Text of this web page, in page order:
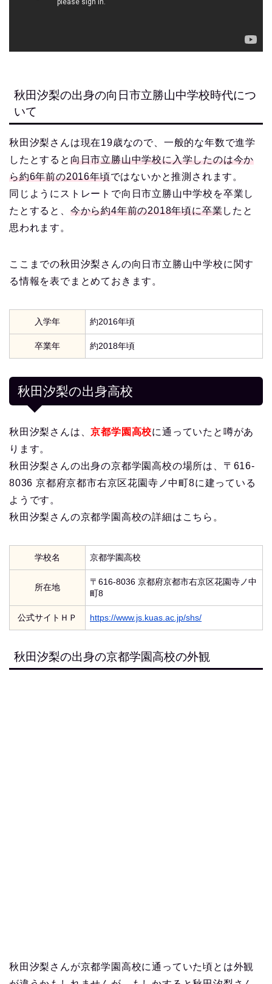
秋田汐梨の出身の向日市立勝山中学校時代につ
いて
秋田汐梨さんは現在19歳なので、一般的な年数で進学
したとすると 向日市立勝山中学校に入学したのは今か
ら約6年前の2016年頃ではないかと推測されます。
同じようにストレートで向日市立勝山中学校を卒業し
たとすると、 今から約4年前の2018年頃に卒業したと
思われます。
ここまでの秋田汐梨さんの向日市立勝山中学校に関す
る情報を表でまとめておきます。
入学年 約2016年頃
卒業年 約2018年頃
秋田汐梨の出身高校
秋田汐梨さんは、京都学園高校に通っていたと噂があ
ります。
秋田汐梨さんの出身の京都学園高校の場所は、〒616-
8036 京都府京都市右京区花園寺ノ中町8に建っている
ようです。
秋田汐梨さんの京都学園高校の詳細はこちら。
学校名 京都学園高校
所在地
〒616-8036 京都府京都市右京区花園寺ノ中
町8
公式サイトＨＰ https://www.js.kuas.ac.jp/shs/
秋田汐梨の出身の京都学園高校の外観
秋田汐梨さんが京都学園高校に通っていた頃とは外観